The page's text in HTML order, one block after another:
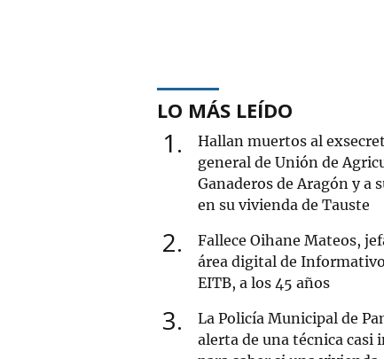
LO MÁS LEÍDO
1
Hallan muertos al
general de Unión de
Ganaderos de Aragón y a
en su vivienda de Tauste
2
Fallece Oihane Mateos,
área digital de
EITB, a los 45 años
3
La Policía Municipal de
alerta de una técnica casi